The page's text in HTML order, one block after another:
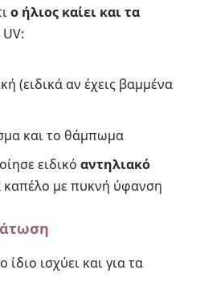
ο ήλιος καίει και τα
(ειδικά αν έχεις βαμμένα
και το θάμπωμα
ειδικό αντηλιακό
με πυκνή ύφανση
ισχύει και για τα